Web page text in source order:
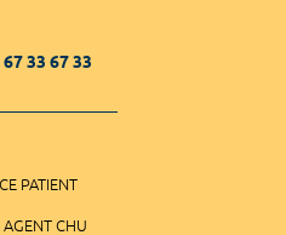
67 33 67 33
PATIENT
AGENT CHU